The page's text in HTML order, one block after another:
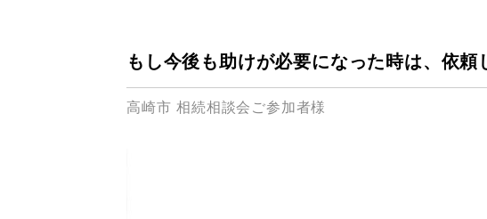
もし今後も助けが必要になった時は、依頼
高崎市 相続相談会ご参加者様